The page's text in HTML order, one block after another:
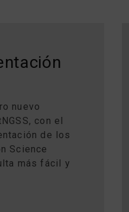
nuevo
con el
de los
Science
más fácil y